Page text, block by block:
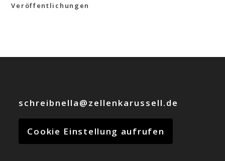
Veröffentlichungen
schreibnella@zellenkarussell.de
Cookie Einstellung aufrufen